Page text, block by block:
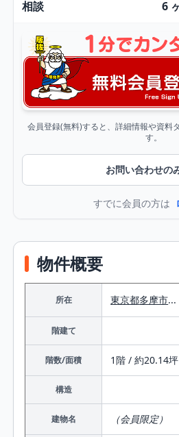
相談 6
会員登録(無料)すると、詳細情報や資料
す。
お問い合わせの
すでに会員の方は
物件概要
所在 東京都多摩市...
階建て
階数/面積 1階 / 約20.14
構造
建物名 （会員限定）